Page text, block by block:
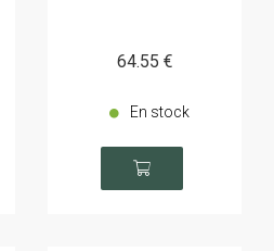
64.55 €
En stock